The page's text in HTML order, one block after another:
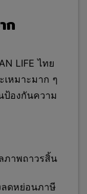
ก
LIFE ไทย
เหมาะมาก ๆ
ป้องกันความ
ภาพถาวรสิ้น
ลดหย่อนภาษี